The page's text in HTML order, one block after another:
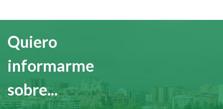
Quiero
informarme
sobre...